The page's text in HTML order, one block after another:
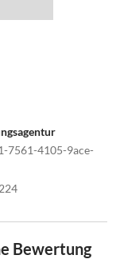
7561-4105-9ace-
Bewertung